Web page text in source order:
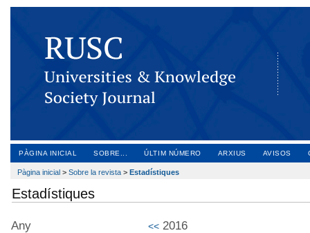
PÀGINA INICIAL SOBRE... ÚLTIM NÚMERO ARXIUS AVISOS
Pàgina inicial > Sobre la revista > Estadístiques
Estadístiques
Any << 2016